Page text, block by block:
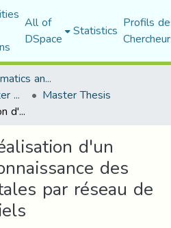
All of
DSpace Statistics Profils
Faculty of Mathematics and Computer Science
Department of Computer Science Master Thesis
Conception et réalisation d'un système de reconnaissance des empreintes digitales par réseau de neurones artificiels
d'un
des
par réseau de